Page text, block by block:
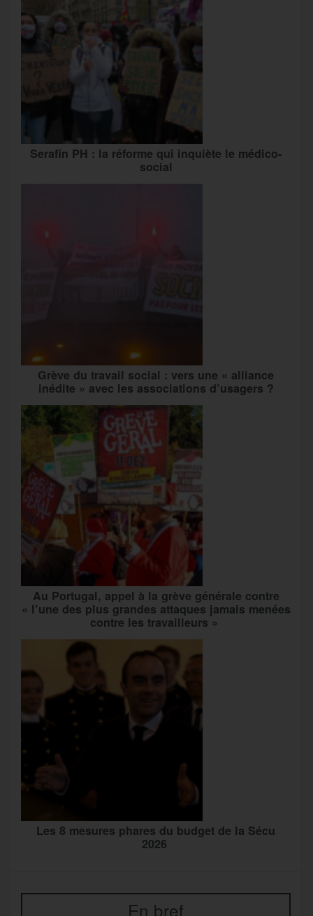
Serafin PH : la réforme qui inquiète le médico-
social
Grève du travail social : vers une « alliance
inédite » avec les associations d’usagers ?
Au Portugal, appel à la grève générale contre
« l’une des plus grandes attaques jamais menées
contre les travailleurs »
Les 8 mesures phares du budget de la Sécu
2026
En bref